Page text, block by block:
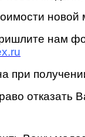
новой
нам
при
отказать